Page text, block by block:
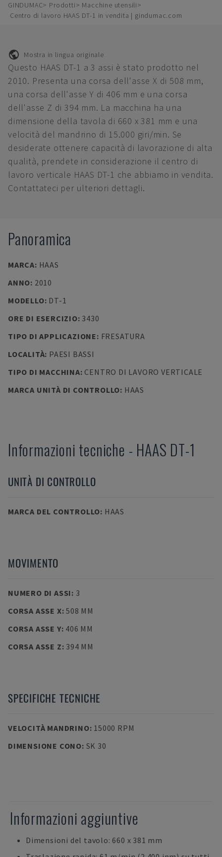
GINDUMAC Prodotti
Macchine utensili
Centro di lavoro HAAS DT-1 in vendita | gindumac.com
Mostra in lingua originale
Questo HAAS DT-1 a 3 assi è stato prodotto nel
2010. Presenta una corsa dell'asse X di 508 mm,
una corsa dell'asse Y di 406 mm e una corsa
dell'asse Z di 394 mm. La macchina ha una
dimensione della tavola di 660 x 381 mm e una
velocità del mandrino di 15.000 giri/min. Se
desiderate ottenere capacità di lavorazione di alta
qualità, prendete in considerazione il centro di
lavoro verticale HAAS DT-1 che abbiamo in vendita.
Contattateci per ulteriori dettagli.
Panoramica
MARCA: HAAS
ANNO: 2010
MODELLO: DT-1
ORE DI ESERCIZIO: 3430
TIPO DI APPLICAZIONE: FRESATURA
LOCALITÀ: PAESI BASSI
TIPO DI MACCHINA: CENTRO DI LAVORO VERTICALE
MARCA UNITÀ DI CONTROLLO: HAAS
Informazioni tecniche - HAAS DT-1
UNITÀ DI CONTROLLO
MARCA DEL CONTROLLO: HAAS
MOVIMENTO
NUMERO DI ASSI: 3
CORSA ASSE X:508 MM
CORSA ASSE Y: 406 MM
CORSA ASSE Z: 394 MM
SPECIFICHE TECNICHE
VELOCITÀ MANDRINO: 15000 RPM
DIMENSIONE CONO: SK 30
Informazioni aggiuntive
Dimensioni del tavolo: 660 x 381 mm